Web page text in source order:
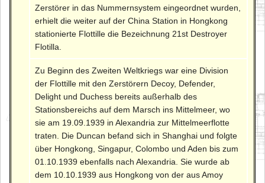
Zerstörer in das Nummernsystem eingeordnet wurden,
erhielt die weiter auf der China Station in Hongkong
stationierte Flottille die Bezeichnung 21st Destroyer
Flotilla.
Zu Beginn des Zweiten Weltkriegs war eine Division
der Flottille mit den Zerstörern Decoy, Defender,
Delight und Duchess bereits außerhalb des
Stationsbereichs auf dem Marsch ins Mittelmeer, wo
sie am 19.09.1939 in Alexandria zur Mittelmeerflotte
traten. Die Duncan befand sich in Shanghai und folgte
über Hongkong, Singapur, Colombo und Aden bis zum
01.10.1939 ebenfalls nach Alexandria. Sie wurde ab
dem 10.10.1939 aus Hongkong von der aus Amoy